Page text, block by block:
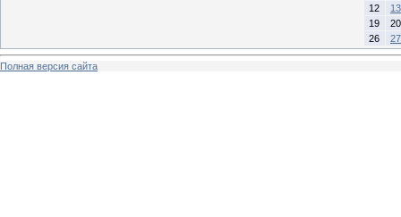
12
13
19
20
26
27
Полная версия сайта